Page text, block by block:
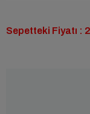
Sepetteki Fiyatı :